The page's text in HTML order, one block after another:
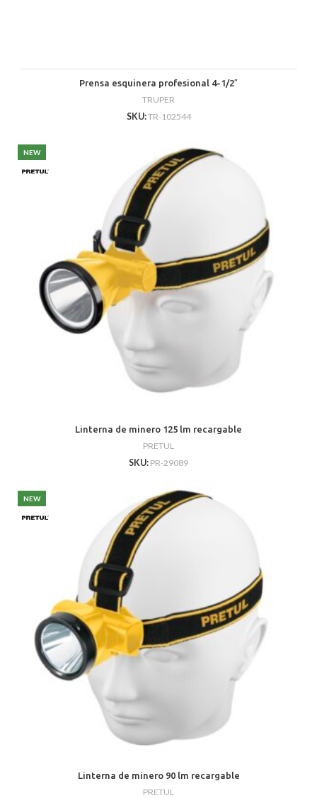
Prensa esquinera profesional 4-1/2″
TRUPER
SKU:TR-102544
NEW
Linterna de minero 125 lm recargable
PRETUL
SKU: PR-29089
NEW
Linterna de minero 90 lm recargable
PRETUL